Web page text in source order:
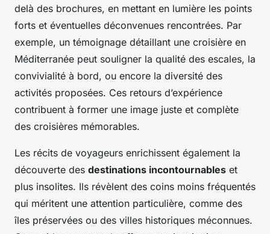
delà des brochures, en mettant en lumière les points
forts et éventuelles déconvenues rencontrées. Par
exemple, un témoignage détaillant une croisière en
Méditerranée peut souligner la qualité des escales, la
convivialité à bord, ou encore la diversité des
activités proposées. Ces retours d’expérience
contribuent à former une image juste et complète
des croisières mémorables.
Les récits de voyageurs enrichissent également la
découverte des destinations incontournables et
plus insolites. Ils révèlent des coins moins fréquentés
qui méritent une attention particulière, comme des
îles préservées ou des villes historiques méconnues.